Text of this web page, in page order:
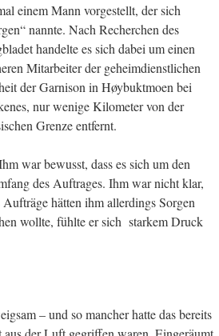
einem Mann vorgestellt, der sich
nannte. Nach Recherchen des
handelte es sich dabei um einen
Mitarbeiter der geheimdienstlichen
der Garnison in Høybuktmoen bei
nur wenige Kilometer von der
Grenze entfernt.
war bewusst, dass es sich um den
des Auftrages. Ihm war nicht klar,
hätten ihm allerdings Sorgen
wollte, fühlte er sich starkem Druck
– und so mancher hatte das bereits